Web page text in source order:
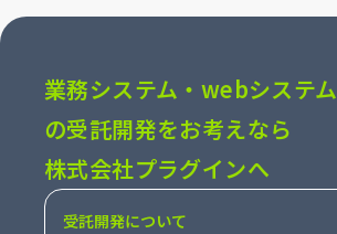
業務システム・webシステム
の受託開発をお考えなら
株式会社プラグインへ
受託開発について